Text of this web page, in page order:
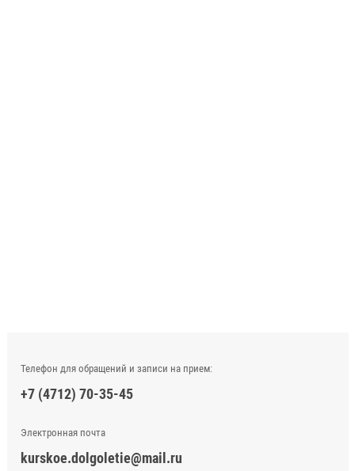
Телефон для обращений и записи на прием:
+7 (4712) 70-35-45
Электронная почта
kurskoe.dolgoletie@mail.ru